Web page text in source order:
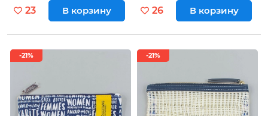
23 В корзину 26 В корзину
-21% -21%